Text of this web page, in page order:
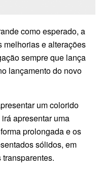
como esperado, a
melhorias e alterações
sempre que lança
lançamento do novo
um colorido
apresentar uma
prolongada e os
sólidos, em